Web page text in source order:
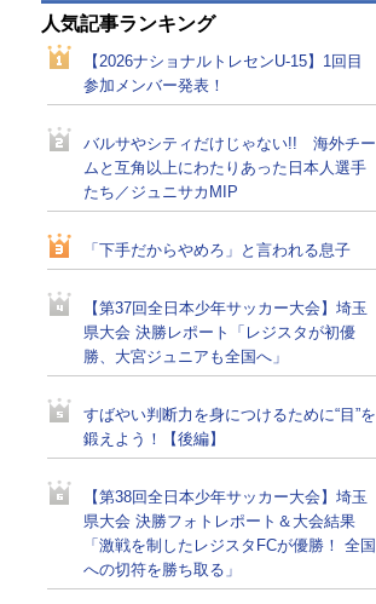
人気記事ランキング
【2026ナショナルトレセンU-15】1回目
参加メンバー発表！
バルサやシティだけじゃない!! 海外チー
ムと互角以上にわたりあった日本人選手
たち／ジュニサカMIP
「下手だからやめろ」と言われる息子
【第37回全日本少年サッカー大会】埼玉
県大会 決勝レポート「レジスタが初優
勝、大宮ジュニアも全国へ」
すばやい判断力を身につけるために“目”を
鍛えよう！【後編】
【第38回全日本少年サッカー大会】埼玉
県大会 決勝フォトレポート＆大会結果
「激戦を制したレジスタFCが優勝！ 全国
への切符を勝ち取る」